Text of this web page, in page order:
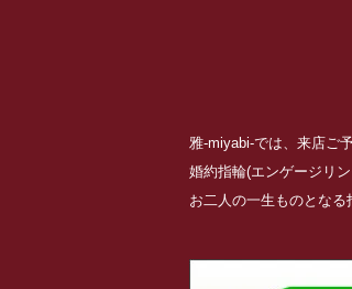
雅-miyabi-では、来店ご
婚約指輪(エンゲージリ
お二人の一生ものとな